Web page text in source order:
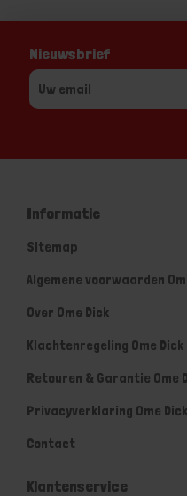
Nieuwsbrief
Informatie
Sitemap
Algemene voorwaarden
Over Ome Dick
Klachtenregeling Ome Dick
Retouren & Garantie Ome
Privacyverklaring Ome Dick
Contact
Klantenservice